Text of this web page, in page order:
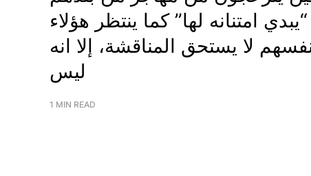
امتنانه لها” كما ينتظر هؤلاء
لا يستحق المناقشة، إلا انه
ليس
1 MIN READ